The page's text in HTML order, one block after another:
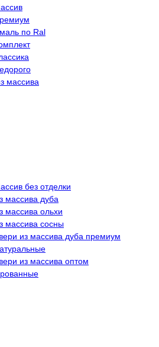
по Ral
массива
без отделки
массива дуба
массива ольхи
массива сосны
из массива дуба премиум
из массива оптом